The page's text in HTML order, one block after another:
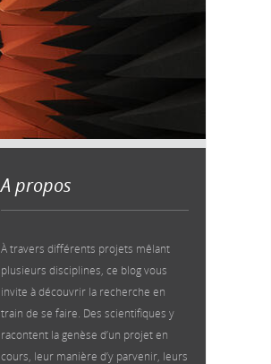
A propos
À travers différents projets mêlant
plusieurs disciplines, ce blog vous
invite à découvrir la recherche en
train de se faire. Des scientifiques y
racontent la genèse d’un projet en
cours, leur manière d’y parvenir, leurs